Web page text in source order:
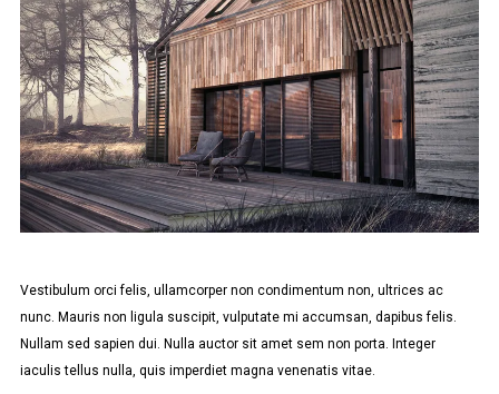
Vestibulum orci felis, ullamcorper non condimentum non, ultrices ac
nunc. Mauris non ligula suscipit, vulputate mi accumsan, dapibus felis.
Nullam sed sapien dui. Nulla auctor sit amet sem non porta. Integer
iaculis tellus nulla, quis imperdiet magna venenatis vitae.